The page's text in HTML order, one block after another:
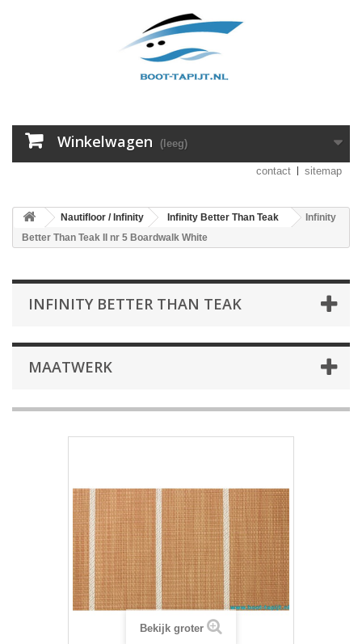
Winkelwagen (leeg)
contact sitemap
Nautifloor / Infinity Infinity Better Than Teak
Infinity
Better Than Teak II nr 5 Boardwalk White
INFINITY BETTER THAN TEAK
MAATWERK
Bekijk groter